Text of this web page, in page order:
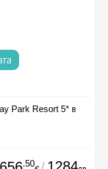
Park Resort 5* в
.50 /